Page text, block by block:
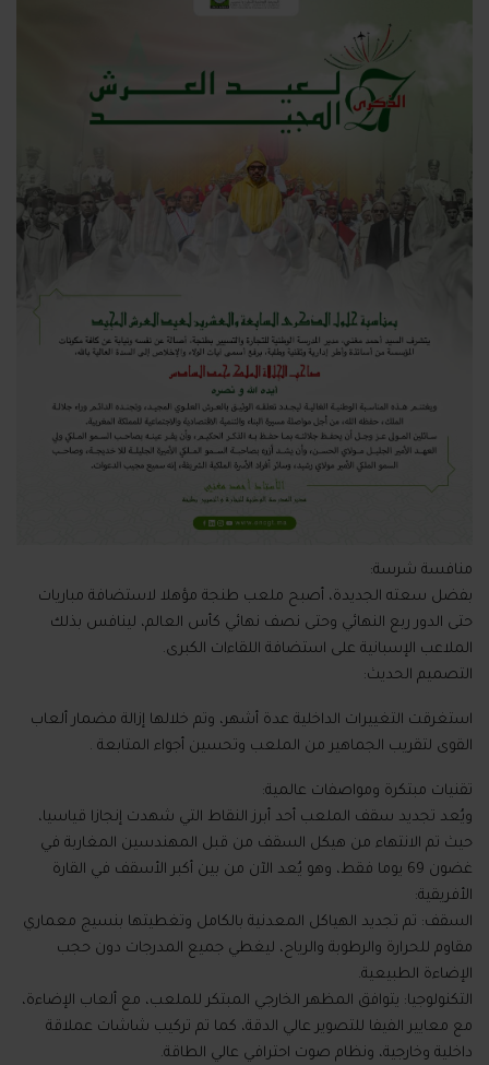
منافسة شرسة:
بفضل سعته الجديدة، أصبح ملعب طنجة مؤهلا لاستضافة مباريات
حتى الدور ربع النهائي وحتى نصف نهائي كأس العالم، لينافس بذلك
الملاعب الإسبانية على استضافة اللقاءات الكبرى.
التصميم الحديث:
استغرقت التغييرات الداخلية عدة أشهر، وتم خلالها إزالة مضمار ألعاب
القوى لتقريب الجماهير من الملعب وتحسين أجواء المتابعة .
تقنيات مبتكرة ومواصفات عالمية:
ويُعد تجديد سقف الملعب أحد أبرز النقاط التي شهدت إنجازا قياسيا،
حيث تم الانتهاء من هيكل السقف من قبل المهندسين المغاربة في
غضون 69 يوما فقط، وهو يُعد الآن من بين أكبر الأسقف في القارة
الأفريقية:
السقف: تم تجديد الهياكل المعدنية بالكامل وتغطيتها بنسيج معماري
مقاوم للحرارة والرطوبة والرياح، ليغطي جميع المدرجات دون حجب
الإضاءة الطبيعية.
التكنولوجيا: يتوافق المظهر الخارجي المبتكر للملعب، مع ألعاب الإضاءة،
مع معايير الفيفا للتصوير عالي الدقة، كما تم تركيب شاشات عملاقة
داخلية وخارجية، ونظام صوت احترافي عالي الطاقة.